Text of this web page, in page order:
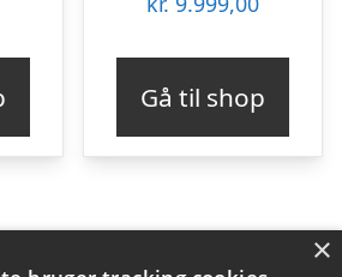
Gå til shop
×